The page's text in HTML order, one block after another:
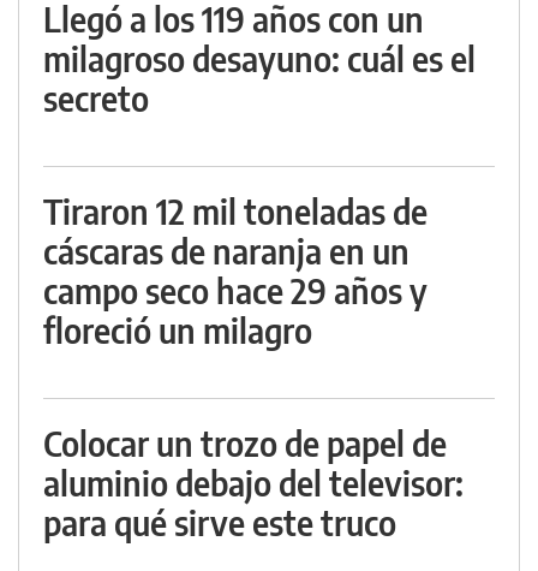
Llegó a los 119 años con un
milagroso desayuno: cuál es el
secreto
Tiraron 12 mil toneladas de
cáscaras de naranja en un
campo seco hace 29 años y
floreció un milagro
Colocar un trozo de papel de
aluminio debajo del televisor:
para qué sirve este truco